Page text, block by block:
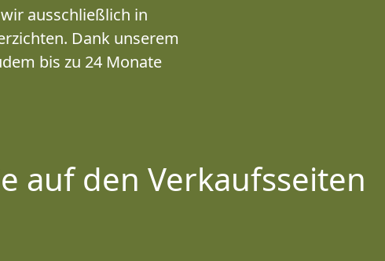
wir ausschließlich in
Dank unserem
bis zu 24 Monate
auf den Verkaufsseiten